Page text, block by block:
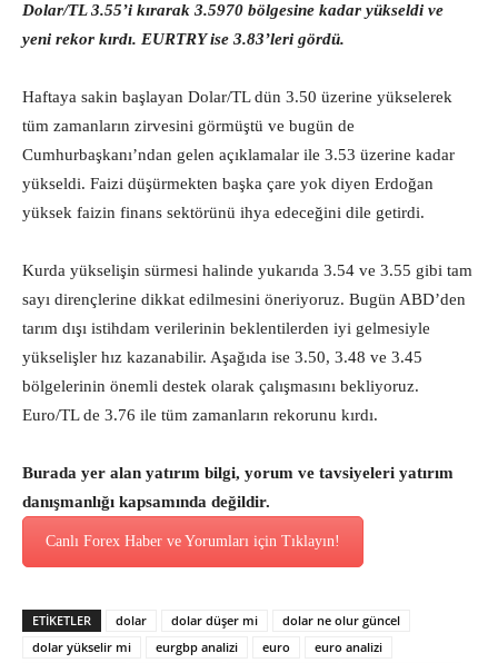
Dolar/TL 3.55’i kırarak 3.5970 bölgesine kadar yükseldi ve
yeni rekor kırdı. EURTRY ise 3.83’leri gördü.
Haftaya sakin başlayan Dolar/TL dün 3.50 üzerine yükselerek
tüm zamanların zirvesini görmüştü ve bugün de
Cumhurbaşkanı’ndan gelen açıklamalar ile 3.53 üzerine kadar
yükseldi. Faizi düşürmekten başka çare yok diyen Erdoğan
yüksek faizin finans sektörünü ihya edeceğini dile getirdi.
Kurda yükselişin sürmesi halinde yukarıda 3.54 ve 3.55 gibi tam
sayı dirençlerine dikkat edilmesini öneriyoruz. Bugün ABD’den
tarım dışı istihdam verilerinin beklentilerden iyi gelmesiyle
yükselişler hız kazanabilir. Aşağıda ise 3.50, 3.48 ve 3.45
bölgelerinin önemli destek olarak çalışmasını bekliyoruz.
Euro/TL de 3.76 ile tüm zamanların rekorunu kırdı.
Burada yer alan yatırım bilgi, yorum ve tavsiyeleri yatırım
danışmanlığı kapsamında değildir.
Canlı Forex Haber ve Yorumları için Tıklayın!
ETİKETLER dolar dolar düşer mi
dolar ne olur güncel
dolar yükselir mi
eurgbp analizi euro
euro analizi